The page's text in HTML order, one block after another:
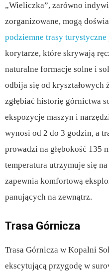
„Wieliczka”, zarówno
zorganizowane, mogą
podziemne trasy turystyczne
korytarze, które skrywają
naturalne formacje solne i
odbija się od kryształowych
zgłębiać historię górnictwa
ekspozycje maszyn i
wynosi od 2 do 3 godzin, a
prowadzi na głębokość 135
temperatura utrzymuje się
zapewnia komfortową
panujących na zewnątrz.
Trasa Górnicza
Trasa Górnicza w Kopalni
ekscytującą przygodę w